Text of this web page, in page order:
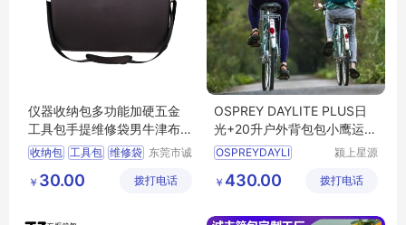
仪器收纳包多功能加硬五金
工具包手提维修袋男牛津布
手电钻收纳箱
收纳包 工具包 维修袋 东莞市诚
限公司
￥ 30.00 拨打电话
OSPREY DAYLITE PLUS日
光+20升户外背包包小鹰运动
功能双肩包
OSPREYDAYLI
颍上星源
有限公司
￥ 430.00 拨打电话